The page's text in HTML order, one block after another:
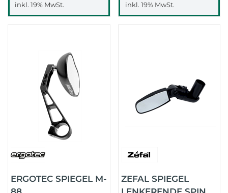
inkl. 19% MwSt. inkl. 19% MwSt.
ERGOTEC SPIEGEL M-
ZEFAL SPIEGEL